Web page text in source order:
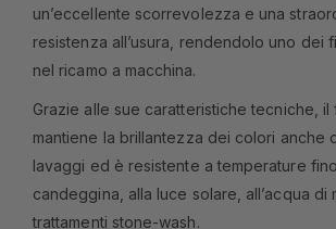
un’eccellente scorrevolezza e una
resistenza all’usura, rendendolo uno dei
nel ricamo a macchina.
Grazie alle sue caratteristiche tecniche, il
mantiene la brillantezza dei colori anche
lavaggi ed è resistente a temperature
candeggina, alla luce solare, all’acqua di
trattamenti stone-wash.